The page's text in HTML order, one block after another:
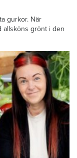
gurkor. När
allsköns grönt i den